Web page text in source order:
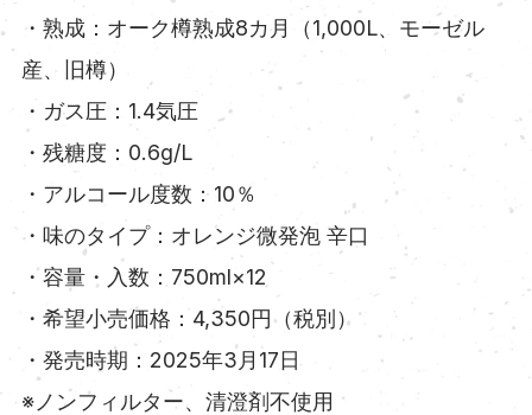
・熟成：オーク樽熟成8カ月（1,000L、モーゼル
産、旧樽）
・ガス圧：1.4気圧
・残糖度：0.6g/L
・アルコール度数：10％
・味のタイプ：オレンジ微発泡 辛口
・容量・入数：750ml×12
・希望小売価格：4,350円（税別）
・発売時期：2025年3月17日
※ノンフィルター、清澄剤不使用